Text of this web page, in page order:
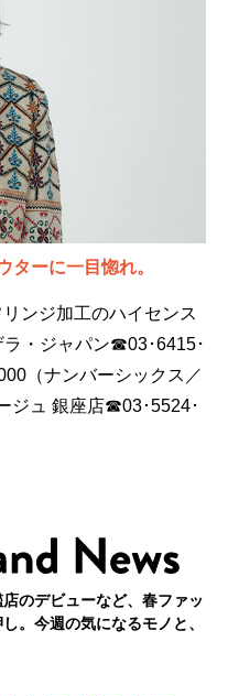
ターに一目惚れ。
ンジ加工のハイセンス
・ジャパン☎03･6415･
（ナンバーシックス／
ジュ 銀座店☎03･5524･
のデビューなど、春ファッ
。今週の気になるモノと、